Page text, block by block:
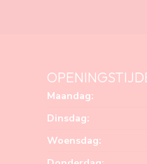
Maandag:
Dinsdag:
Woensdag: